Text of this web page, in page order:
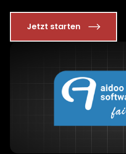
Jetzt starten